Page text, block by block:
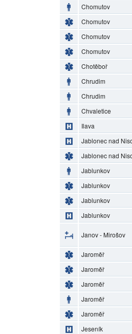
Chomutov
Chomutov
Chomutov
Chomutov
Chotěboř
Chrudim
Chrudim
Chvaletice
Ilava
Jablonec nad
Jablonec nad
Jablunkov
Jablunkov
Jablunkov
Jablunkov
Janov - Mirošov
Jaroměř
Jaroměř
Jaroměř
Jaroměř
Jaroměř
Jeseník